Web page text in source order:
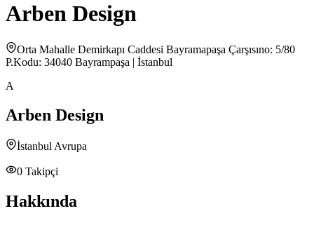
Arben Design
Orta Mahalle Demirkapı Caddesi Bayramapaşa Çarşısıno: 5/80
P.Kodu: 34040 Bayrampaşa | İstanbul
A
Arben Design
İstanbul Avrupa
0 Takipçi
Hakkında